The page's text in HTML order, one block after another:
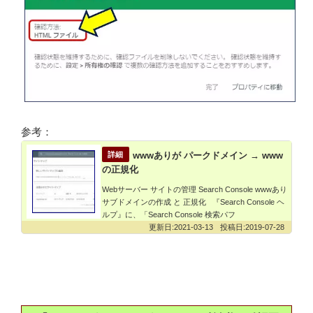
参考：
wwwありが パークドメイン → www
の正規化
Webサーバー サイトの管理 Search Console wwwあり
サブドメインの作成 と 正規化 『Search Console ヘ
ルプ』に、「Search Console 検索パフ
2019-07-28
2021-03-13